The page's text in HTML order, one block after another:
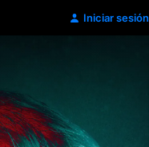
Iniciar sesión